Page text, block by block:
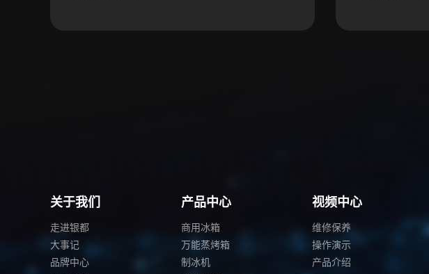
关于我们
走进银都
大事记
品牌中心
产品中心
商用冰箱
万能蒸烤箱
制冰机
视频中心
维修保养
操作演示
产品介绍